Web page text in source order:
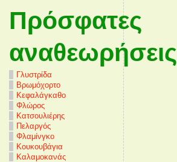
Πρόσφατες
αναθεωρήσεις
Γλυστρίδα
Βρωμόχορτο
Κεφαλάγκαθο
Φλώρος
Κατσουλιέρης
Πελαργός
Φλαμίνγκο
Κουκουβάγια
Καλαμοκανάς